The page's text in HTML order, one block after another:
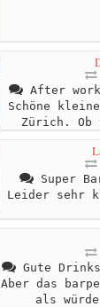
After
Schöne
Zürich. Ob
Super
Leider sehr
Gute
Aber das
als